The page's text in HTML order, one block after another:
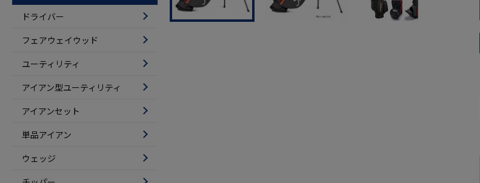
ドライバー
フェアウェイウッド
ユーティリティ
アイアン型ユーティリティ
アイアンセット
単品アイアン
ウェッジ